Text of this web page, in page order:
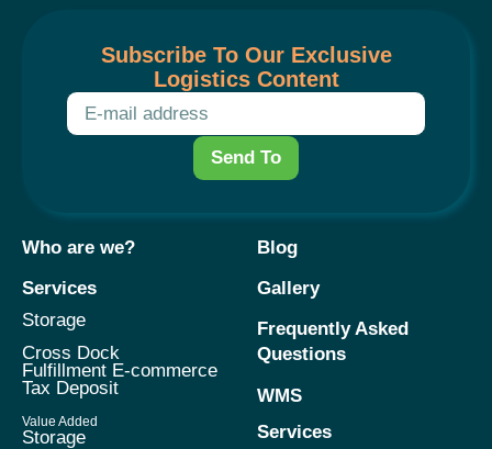
Subscribe To Our Exclusive
Logistics Content
Send To
Who are we?
Services
Storage
Cross Dock
Fulfillment E-commerce
Tax Deposit
Value Added
Storage
Blog
Gallery
Frequently Asked
Questions
WMS
Services